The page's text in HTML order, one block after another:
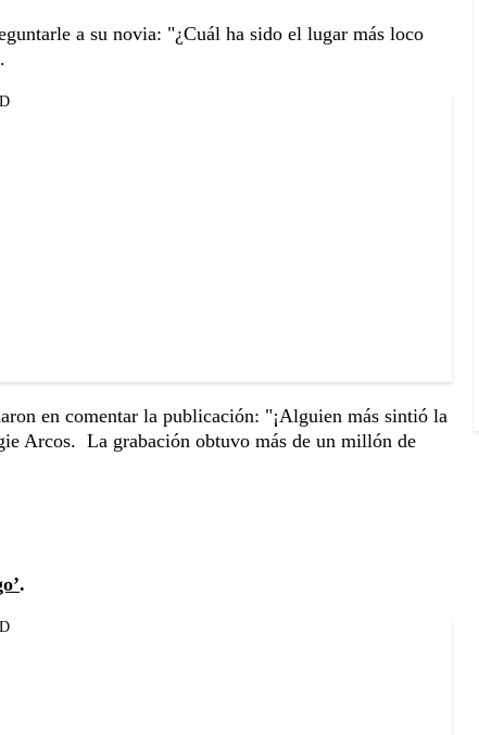
a su novia: "¿Cuál ha sido el lugar más loco
en comentar la publicación: "¡Alguien más sintió la
Arcos. La grabación obtuvo más de un millón de
.